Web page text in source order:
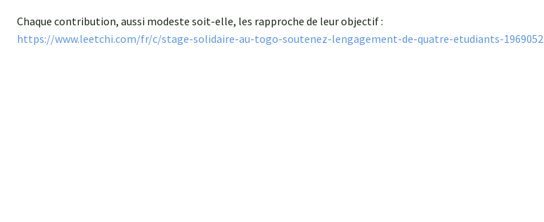
Chaque contribution, aussi modeste soit-elle, les rapproche de leur objectif :
https://www.leetchi.com/fr/c/stage-solidaire-au-togo-soutenez-lengagement-de-quatre-etudiants-1969052